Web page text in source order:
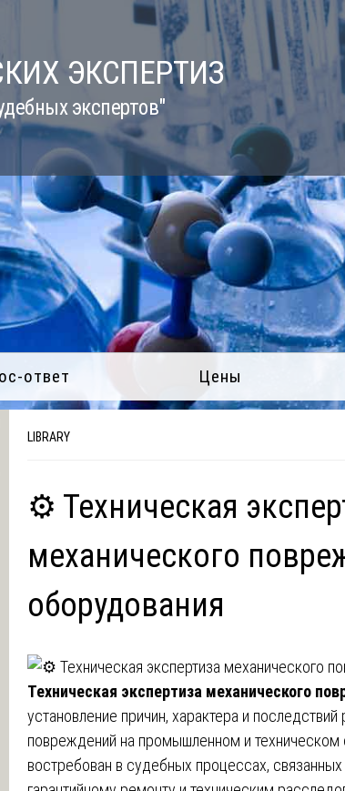
ЭКСПЕРТИЗ
экспертов"
ответ Цены
LIBRARY
⚙️ Техническая
механического
оборудования
Техническая экспертиза механического
установление причин, характера и
повреждений на промышленном и техническом
востребован в судебных процессах,